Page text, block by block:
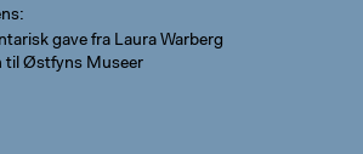
gave fra Laura Warberg
til Østfyns Museer